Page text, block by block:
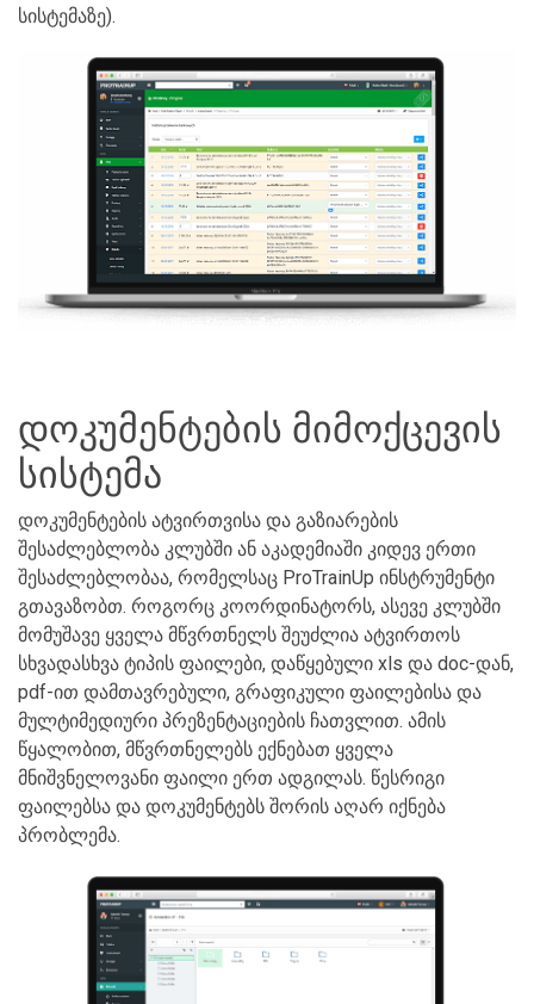
სისტემაზე).
დოკუმენტების მიმოქცევის
სისტემა
დოკუმენტების ატვირთვისა და გაზიარების
შესაძლებლობა კლუბში ან აკადემიაში კიდევ ერთი
შესაძლებლობაა, რომელსაც ProTrainUp ინსტრუმენტი
გთავაზობთ. როგორც კოორდინატორს, ასევე კლუბში
მომუშავე ყველა მწვრთნელს შეუძლია ატვირთოს
სხვადასხვა ტიპის ფაილები, დაწყებული xls და doc-დან,
pdf-ით დამთავრებული, გრაფიკული ფაილებისა და
მულტიმედიური პრეზენტაციების ჩათვლით. ამის
წყალობით, მწვრთნელებს ექნებათ ყველა
მნიშვნელოვანი ფაილი ერთ ადგილას. წესრიგი
ფაილებსა და დოკუმენტებს შორის აღარ იქნება
პრობლემა.